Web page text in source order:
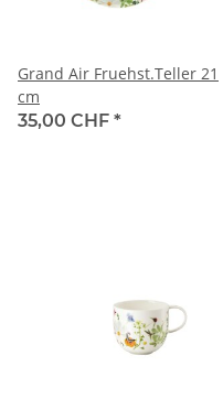
Grand Air Fruehst.Teller 21
cm
35,00 CHF *